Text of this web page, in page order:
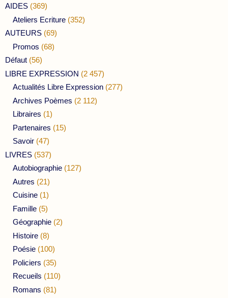
AIDES (369)
Ateliers Ecriture (352)
AUTEURS (69)
Promos (68)
Défaut (56)
LIBRE EXPRESSION (2 457)
Actualités Libre Expression (277)
Archives Poèmes (2 112)
Libraires (1)
Partenaires (15)
Savoir (47)
LIVRES (537)
Autobiographie (127)
Autres (21)
Cuisine (1)
Famille (5)
Géographie (2)
Histoire (8)
Poésie (100)
Policiers (35)
Recueils (110)
Romans (81)